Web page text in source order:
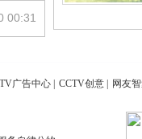
00:31
广告中心 CCTV创意 网友